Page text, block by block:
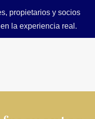
propietarios y socios
la experiencia real.